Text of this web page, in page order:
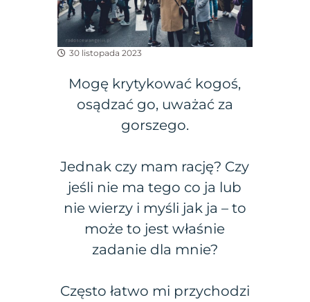
30 listopada 2023
Mogę krytykować kogoś,
osądzać go, uważać za
gorszego.
Jednak czy mam rację? Czy
jeśli nie ma tego co ja lub
nie wierzy i myśli jak ja – to
może to jest właśnie
zadanie dla mnie?
Często łatwo mi przychodzi